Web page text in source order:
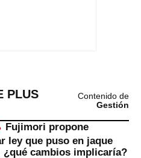
PLUS
Contenido de
Gestión
Fujimori propone
ley que puso en jaque
¿qué cambios implicaría?